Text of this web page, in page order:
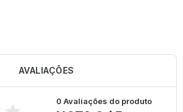
AVALIAÇÕES
0 Avaliações do produto